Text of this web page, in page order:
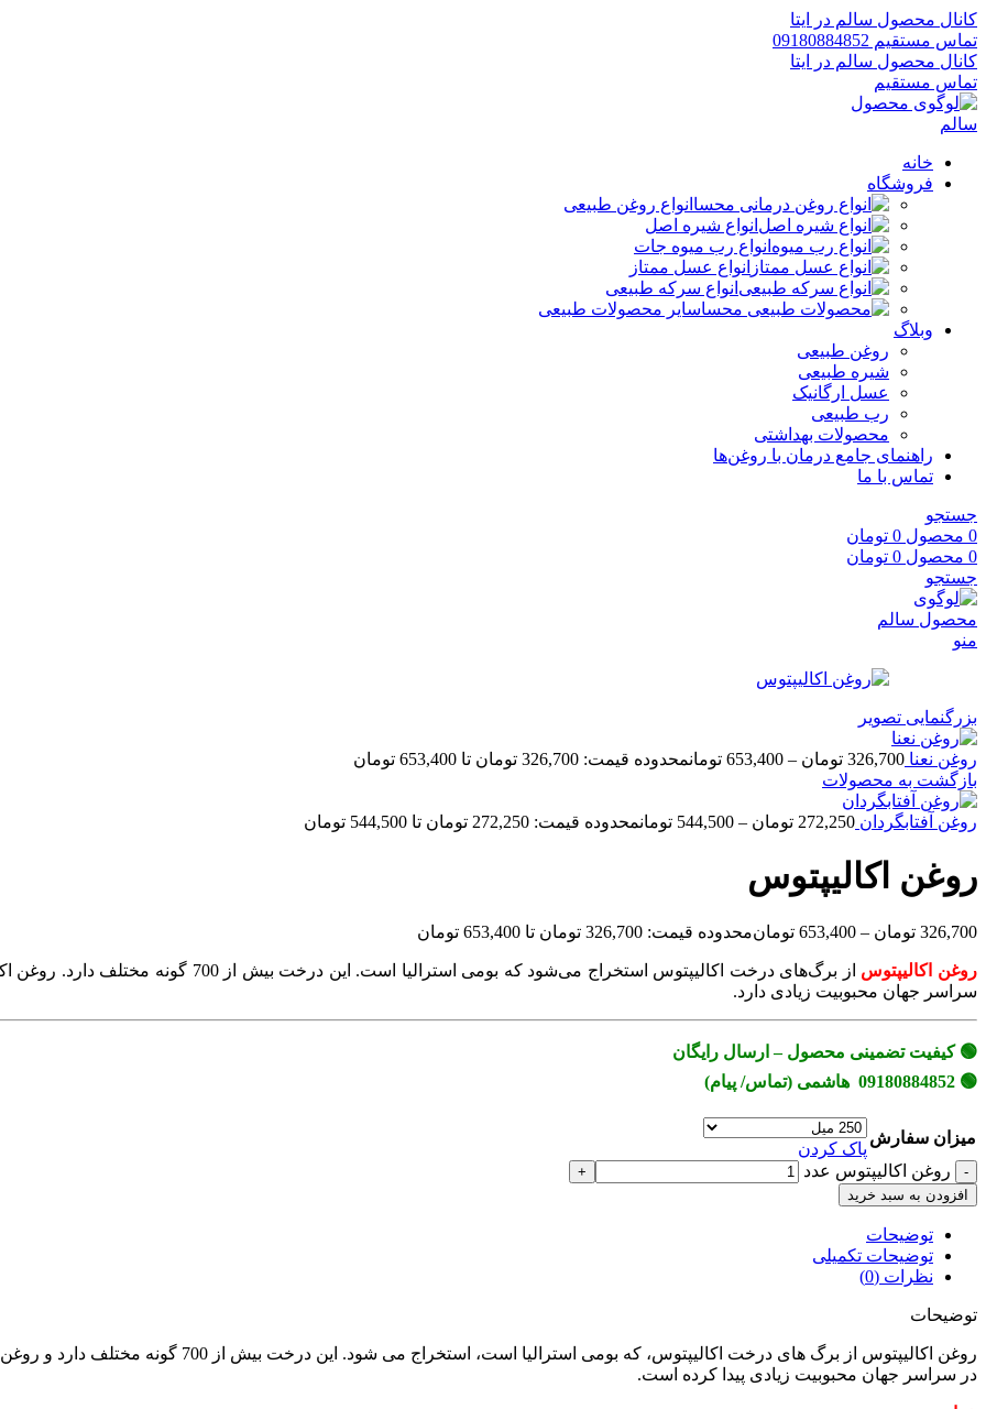
کانال محصول سالم در ایتا
تماس مستقیم 09180884852
کانال محصول سالم در ایتا
تماس مستقیم
خانه
فروشگاه
انواع روغن طبیعی
انواع شیره اصل
انواع رب میوه جات
انواع عسل ممتاز
انواع سرکه طبیعی
سایر محصولات طبیعی
وبلاگ
روغن طبیعی
شیره طبیعی
عسل ارگانیک
رب طبیعی
محصولات بهداشتی
راهنمای جامع درمان با روغن‌ها
تماس با ما
جستجو
0 محصول 0 تومان
0 محصول 0 تومان
جستجو
منو
بزرگنمایی تصویر
روغن نعنا 326,700 تومان –
653,400 تومانمحدوده قیمت: 326,700 تومان تا 653,400 تومان
بازگشت به محصولات
روغن آفتابگردان 272,250 تومان –
544,500 تومانمحدوده قیمت: 272,250 تومان تا 544,500 تومان
روغن اکالیپتوس
326,700 تومان –
653,400 تومانمحدوده قیمت: 326,700 تومان تا 653,400 تومان
روغن اکالیپتوس
از برگ‌های درخت اکالیپتوس استخراج می‌شود که
سراسر جهان محبوبیت زیادی دارد.
🟢 کیفیت تضمینی محصول – ارسال رایگان
🟢 09180884852 هاشمی (تماس/ پیام)
میزان سفارش
پاک کردن
روغن اکالیپتوس عدد
افزودن به سبد خرید
توضیحات
توضیحات تکمیلی
نظرات (0)
توضیحات
روغن اکالیپتوس از برگ های درخت اکالیپتوس، که
در سراسر جهان محبوبیت زیادی پیدا کرده است.